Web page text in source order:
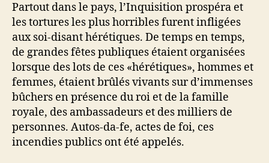
Partout dans le pays, l’Inquisition prospéra et
les tortures les plus horribles furent infligées
aux soi-disant hérétiques. De temps en temps,
de grandes fêtes publiques étaient organisées
lorsque des lots de ces «hérétiques», hommes et
femmes, étaient brûlés vivants sur d’immenses
bûchers en présence du roi et de la famille
royale, des ambassadeurs et des milliers de
personnes. Autos-da-fe, actes de foi, ces
incendies publics ont été appelés.